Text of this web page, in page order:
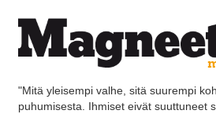
"Mitä yleisempi valhe, sitä suurempi
puhumisesta. Ihmiset eivät suuttuneet